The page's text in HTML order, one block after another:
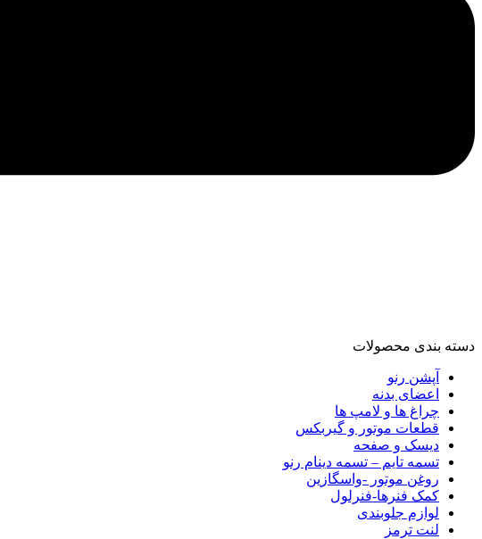
دسته‌ بندی محصولات
آپشن رنو
اعضای بدنه
چراغ ها و لامپ ها
قطعات موتور و گیربکس
دیسک و صفحه
تسمه تایم – تسمه دینام رنو
روغن موتور -واسگازین
کمک فنرها-فنرلول
لوازم جلوبندی
لنت ترمز